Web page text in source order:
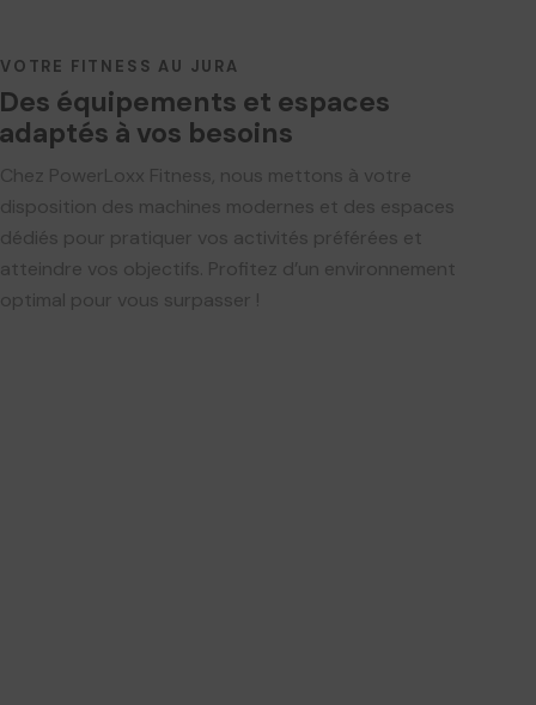
VOTRE FITNESS AU JURA
Des équipements et espaces
adaptés à vos besoins
Chez PowerLoxx Fitness, nous mettons à votre
disposition des machines modernes et des espaces
dédiés pour pratiquer vos activités préférées et
atteindre vos objectifs. Profitez d’un environnement
optimal pour vous surpasser !